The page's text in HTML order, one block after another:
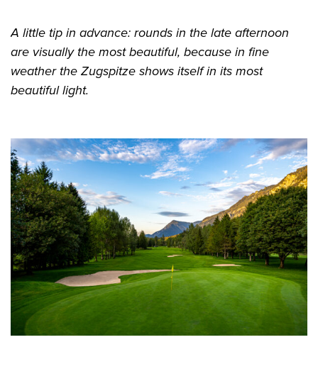
A little tip in advance: rounds in the late afternoon
are visually the most beautiful, because in fine
weather the Zugspitze shows itself in its most
beautiful light.